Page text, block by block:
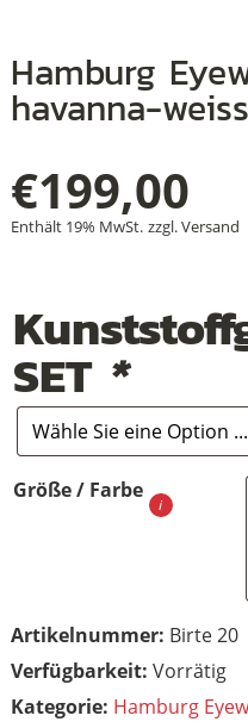
Hamburg Eyewear Birte 20 hell
havanna-
€199,00
Enthält 19% MwSt. zzgl.Versand
SET *
Größe / Farbe
Artikelnummer: Birte 20
Vorrätig
Kategorie: Hamburg
+
+
+